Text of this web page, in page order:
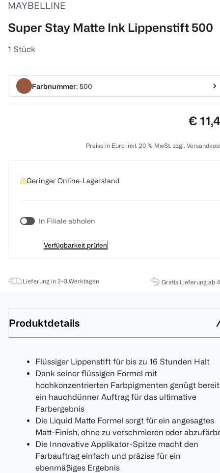
MAYBELLINE
Super Stay Matte Ink Lippenstift 500
1 Stück
Farbnummer: 500
Preis:
€
Preise in Euro inkl. 20 % MwSt. zzgl.
Geringer Online-Lagerstand
In Filiale abholen
Verfügbarkeit prüfen
Lieferung in 2-3 Werktagen Gratis Lieferung ab
Produktdetails
Flüssiger Lippenstift für bis zu 16 Stunden Halt
Dank seiner flüssigen Formel mit
hochkonzentrierten Farbpigmenten genügt
ein hauchdünner Auftrag für das ultimative
Farbergebnis
Die Liquid Matte Formel sorgt für ein angesagtes
Matt-Finish, ohne zu verschmieren oder
Die Innovative Applikator-Spitze macht den
Farbauftrag einfach und präzise für ein
ebenmäßiges Ergebnis